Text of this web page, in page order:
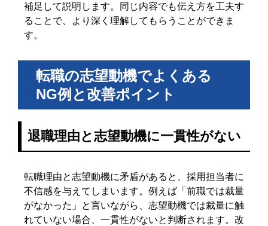
補足して説明します。同じ内容でも伝え方を工夫す
ることで、より深く理解してもらうことができま
す。
転職の志望動機でよくある
NG例と改善ポイント
退職理由と志望動機に一貫性がない
転職理由と志望動機に矛盾があると、採用担当者に
不信感を与えてしまいます。例えば「前職では裁量
がなかった」と言いながら、志望動機では裁量に触
れていない場合、一貫性がないと判断されます。改